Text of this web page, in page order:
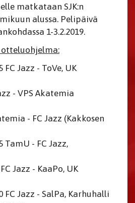
matkataan SJK:n
alussa. Pelipäivä
1-3.2.2019.
FC Jazz - ToVe, UK
- VPS Akatemia
- FC Jazz (Kakkosen
TamU - FC Jazz,
Jazz - KaaPo, UK
FC Jazz - SalPa, Karhuhalli